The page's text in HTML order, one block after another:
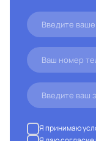
Я принимаю